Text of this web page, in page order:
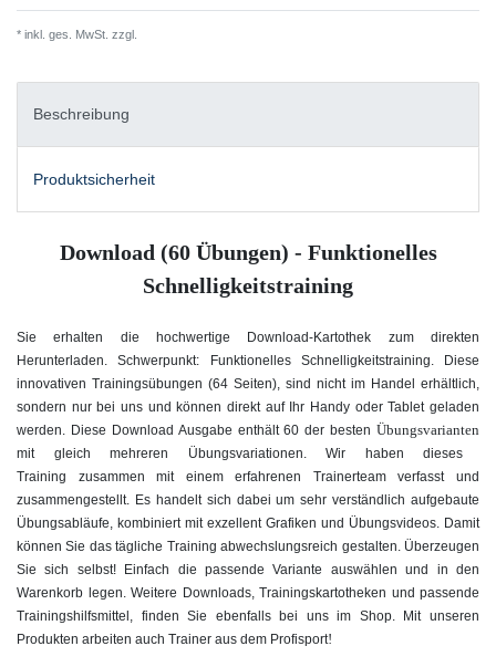
* inkl. ges. MwSt. zzgl.
Beschreibung
Produktsicherheit
Download (60 Übungen) - Funktionelles
Schnelligkeitstraining
Sie erhalten die hochwertige Download-Kartothek zum direkten
Herunterladen. Schwerpunkt: Funktionelles Schnelligkeitstraining. Diese
innovativen Trainingsübungen (64 Seiten), sind nicht im Handel erhältlich,
sondern nur bei uns und können direkt auf Ihr Handy oder Tablet geladen
werden. Diese Download Ausgabe enthält 60 der besten Übungsvarianten
mit gleich mehreren Übungsvariationen. Wir haben dieses
Training zusammen mit einem erfahrenen Trainerteam verfasst und
zusammengestellt. Es handelt sich dabei um sehr verständlich aufgebaute
Übungsabläufe, kombiniert mit exzellent Grafiken und Übungsvideos. Damit
können Sie das tägliche Training abwechslungsreich gestalten. Überzeugen
Sie sich selbst! Einfach die passende Variante auswählen und in den
Warenkorb legen. Weitere Downloads, Trainingskartotheken und passende
Trainingshilfsmittel, finden Sie ebenfalls bei uns im Shop. Mit unseren
Produkten arbeiten auch Trainer aus dem Profisport!